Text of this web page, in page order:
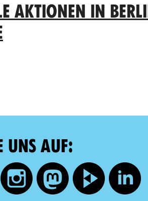
AKTIONEN IN
UNS AUF: